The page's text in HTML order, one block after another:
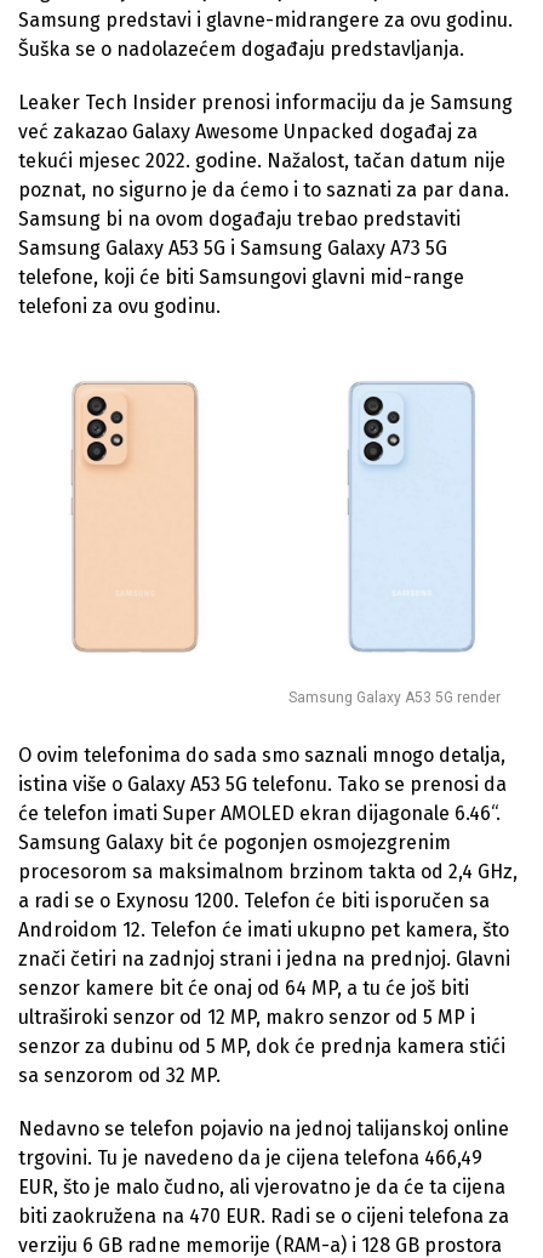
Samsung predstavi i glavne-midrangere za ovu godinu.
Šuška se o nadolazećem događaju predstavljanja.
Leaker Tech Insider prenosi informaciju da je Samsung
već zakazao Galaxy Awesome Unpacked događaj za
tekući mjesec 2022. godine. Nažalost, tačan datum nije
poznat, no sigurno je da ćemo i to saznati za par dana.
Samsung bi na ovom događaju trebao predstaviti
Samsung Galaxy A53 5G i Samsung Galaxy A73 5G
telefone, koji će biti Samsungovi glavni mid-range
telefoni za ovu godinu.
Samsung Galaxy A53 5G render
O ovim telefonima do sada smo saznali mnogo detalja,
istina više o Galaxy A53 5G telefonu. Tako se prenosi da
će telefon imati Super AMOLED ekran dijagonale 6.46“.
Samsung Galaxy bit će pogonjen osmojezgrenim
procesorom sa maksimalnom brzinom takta od 2,4 GHz,
a radi se o Exynosu 1200. Telefon će biti isporučen sa
Androidom 12. Telefon će imati ukupno pet kamera, što
znači četiri na zadnjoj strani i jedna na prednjoj. Glavni
senzor kamere bit će onaj od 64 MP, a tu će još biti
ultraširoki senzor od 12 MP, makro senzor od 5 MP i
senzor za dubinu od 5 MP, dok će prednja kamera stići
sa senzorom od 32 MP.
Nedavno se telefon pojavio na jednoj talijanskoj online
trgovini. Tu je navedeno da je cijena telefona 466,49
EUR, što je malo čudno, ali vjerovatno je da će ta cijena
biti zaokružena na 470 EUR. Radi se o cijeni telefona za
verziju 6 GB radne memorije (RAM-a) i 128 GB prostora